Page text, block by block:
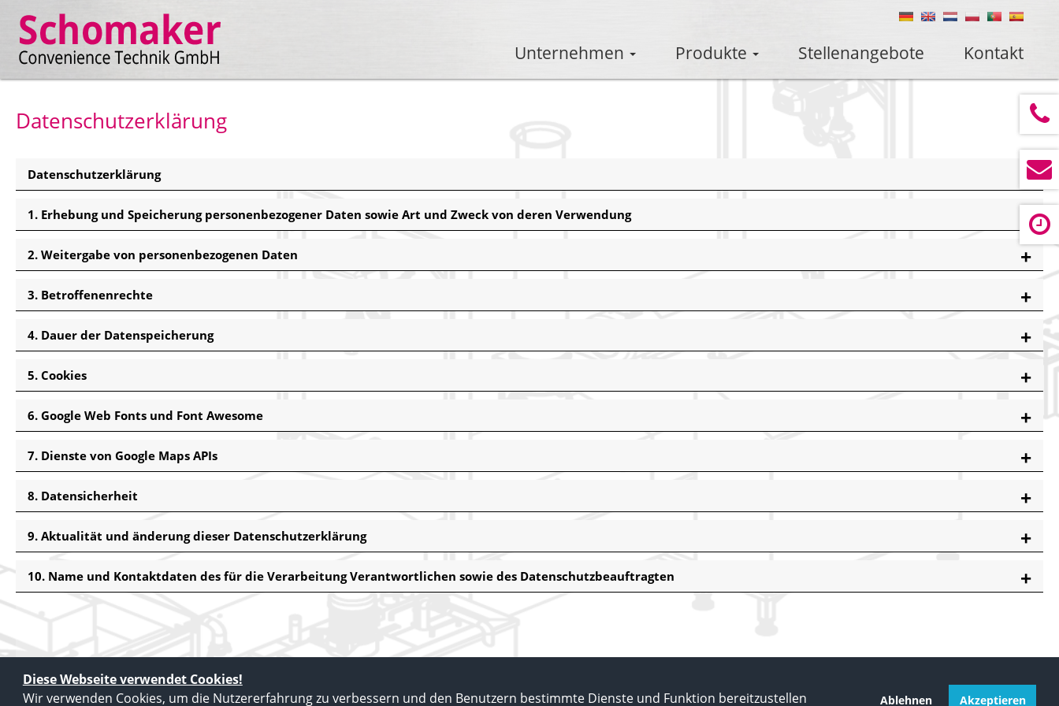
Diese Webseite verwendet Cookies!
Wir verwenden Cookies, um die Nutzererfahrung zu verbessern und den Benutzern bestimmte Dienste und Funktion bereitzustellen
Ablehnen Akzeptieren
Unternehmen Produkte Stellenangebote Kontakt
Datenschutzerklärung
Datenschutzerklärung
1. Erhebung und Speicherung personenbezogener Daten sowie Art und Zweck von deren Verwendung
2. Weitergabe von personenbezogenen Daten
3. Betroffenenrechte
4. Dauer der Datenspeicherung
5. Cookies
6. Google Web Fonts und Font Awesome
7. Dienste von Google Maps APIs
8. Datensicherheit
9. Aktualität und änderung dieser Datenschutzerklärung
10. Name und Kontaktdaten des für die Verarbeitung Verantwortlichen sowie des Datenschutzbeauftragten